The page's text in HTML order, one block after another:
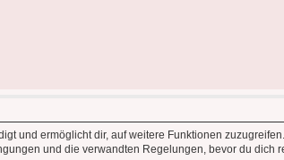
und ermöglicht dir, auf weitere Funktionen
und die verwandten Regelungen, bevor du dich